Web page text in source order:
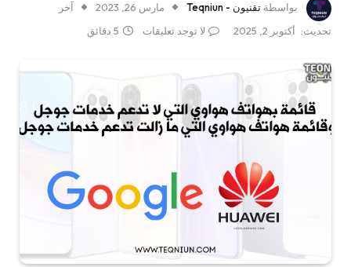
بواسطة تقنيون - Teqniun مارس 26, 2023
آخر
تحديث:
أكتوبر 2, 2025 لا توجد تعليقات 5 دقائق